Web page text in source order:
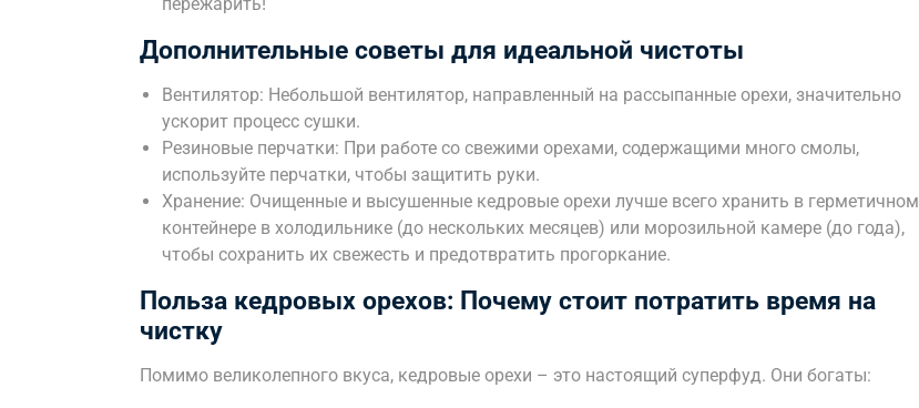
Дополнительные советы для идеальной чистоты
Вентилятор: Небольшой вентилятор, направленный на рассыпанные орехи, значительно
ускорит процесс сушки.
Резиновые перчатки: При работе со свежими орехами, содержащими много смолы,
используйте перчатки, чтобы защитить руки.
Хранение: Очищенные и высушенные кедровые орехи лучше всего хранить в герметичном
контейнере в холодильнике (до нескольких месяцев) или морозильной камере (до года),
чтобы сохранить их свежесть и предотвратить прогоркание.
Польза кедровых орехов: Почему стоит потратить время на
чистку
Помимо великолепного вкуса, кедровые орехи – это настоящий суперфуд. Они богаты: